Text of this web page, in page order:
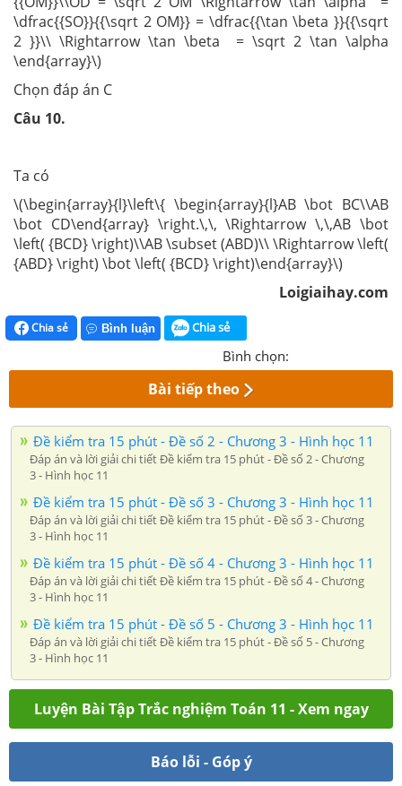
\dfrac{{SO}}{{\sqrt 2 OM}} = \dfrac{{\tan \beta }}{{\sqrt
2 }}\\ \Rightarrow \tan \beta = \sqrt 2 \tan \alpha
\end{array}\)
Chọn đáp án C
Câu 10.
Ta có
\(\begin{array}{l}\left\{ \begin{array}{l}AB \bot BC\\AB
\bot CD\end{array} \right.\,\, \Rightarrow \,\,AB \bot
\left( {BCD} \right)\\AB \subset (ABD)\\ \Rightarrow \left(
{ABD} \right) \bot \left( {BCD} \right)\end{array}\)
Loigiaihay.com
Chia sẻ Bình luận Chia sẻ
Bình chọn:
Bài tiếp theo
Đề kiểm tra 15 phút - Đề số 2 - Chương 3 - Hình học 11
Đáp án và lời giải chi tiết Đề kiểm tra 15 phút - Đề số 2 - Chương
3 - Hình học 11
Đề kiểm tra 15 phút - Đề số 3 - Chương 3 - Hình học 11
Đáp án và lời giải chi tiết Đề kiểm tra 15 phút - Đề số 3 - Chương
3 - Hình học 11
Đề kiểm tra 15 phút - Đề số 4 - Chương 3 - Hình học 11
Đáp án và lời giải chi tiết Đề kiểm tra 15 phút - Đề số 4 - Chương
3 - Hình học 11
Đề kiểm tra 15 phút - Đề số 5 - Chương 3 - Hình học 11
Đáp án và lời giải chi tiết Đề kiểm tra 15 phút - Đề số 5 - Chương
3 - Hình học 11
Luyện Bài Tập Trắc nghiệm Toán 11 - Xem ngay
Báo lỗi - Góp ý